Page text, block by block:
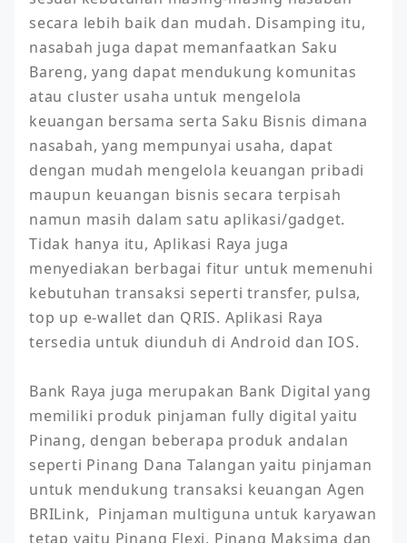
secara lebih baik dan mudah. Disamping itu,
nasabah juga dapat memanfaatkan Saku
Bareng, yang dapat mendukung komunitas
atau cluster usaha untuk mengelola
keuangan bersama serta Saku Bisnis dimana
nasabah, yang mempunyai usaha, dapat
dengan mudah mengelola keuangan pribadi
maupun keuangan bisnis secara terpisah
namun masih dalam satu aplikasi/gadget.
Tidak hanya itu, Aplikasi Raya juga
menyediakan berbagai fitur untuk memenuhi
kebutuhan transaksi seperti transfer, pulsa,
top up e-wallet dan QRIS. Aplikasi Raya
tersedia untuk diunduh di Android dan IOS.
Bank Raya juga merupakan Bank Digital yang
memiliki produk pinjaman fully digital yaitu
Pinang, dengan beberapa produk andalan
seperti Pinang Dana Talangan yaitu pinjaman
untuk mendukung transaksi keuangan Agen
BRILink,  Pinjaman multiguna untuk karyawan
tetap yaitu Pinang Flexi, Pinang Maksima dan